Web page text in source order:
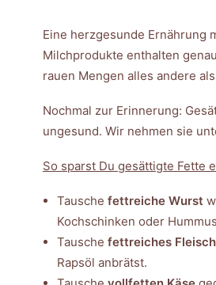
Eine herzgesunde Ernährung
Milchprodukte enthalten
rauen Mengen alles andere
Nochmal zur Erinnerung:
ungesund. Wir nehmen sie
So sparst Du gesättigte Fette
Tausche fettreiche Wurst
Kochschinken oder
Tausche fettreiches Fleisch
Rapsöl anbrätst.